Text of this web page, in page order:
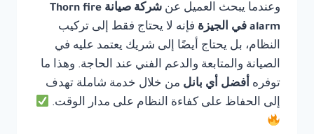
وعندما يبحث العميل عن
شركة صيانة Thorn fire
alarm في الجيزة
فإنه لا يحتاج فقط إلى تركيب
النظام، بل يحتاج أيضًا إلى شريك يعتمد عليه في
الصيانة والمتابعة والدعم الفني عند الحاجة. وهذا ما
توفره أفضل أي بانل من خلال خدمة شاملة تهدف
إلى الحفاظ على كفاءة النظام على مدار الوقت.